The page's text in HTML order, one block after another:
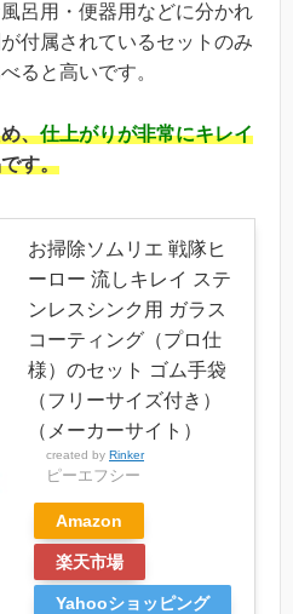
呂用・便器用などに分かれ
付属されているセットのみ
ると高いです。
、仕上がりが非常にキレイ
す。
お掃除ソムリエ 戦隊ヒ
ーロー 流しキレイ ステ
ンレスシンク用 ガラス
コーティング（プロ仕
様）のセット ゴム手袋
（フリーサイズ付き）
（メーカーサイト）
created by Rinker
ピーエフシー
Amazon
楽天市場
Yahooショッピング